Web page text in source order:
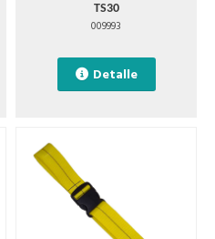
TS30
009993
Detalle